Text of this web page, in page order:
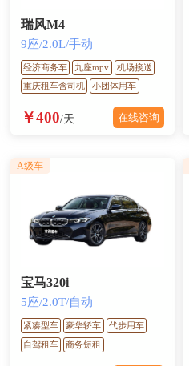
瑞风M4
9座/2.0L/手动
经济商务车 九座mpv
机场接送
重庆租车含司机
小团体用车
￥400/天 在线咨询
宝马320i
5座/2.0T/自动
紧凑型车 豪华轿车
代步用车
自驾租车
商务短租
A级车